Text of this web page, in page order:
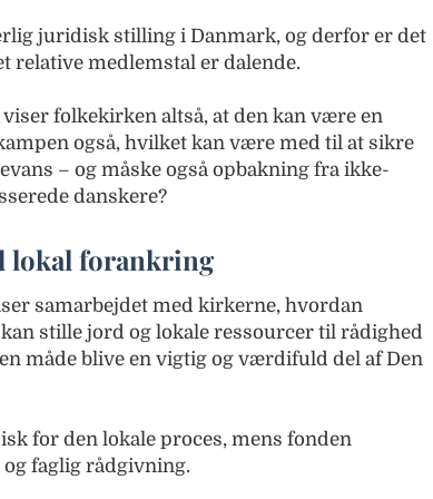
juridisk stilling i Danmark, og derfor er det
relative medlemstal er dalende.
folkekirken altså, at den kan være en
også, hvilket kan være med til at sikre
– og måske også opbakning fra ikke-
danskere?
lokal forankring
samarbejdet med kirkerne, hvordan
stille jord og lokale ressourcer til rådighed
måde blive en vigtig og værdifuld del af Den
for den lokale proces, mens fonden
faglig rådgivning.